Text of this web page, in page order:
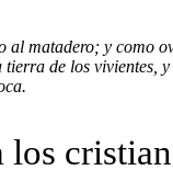
matadero; y como
de los
los